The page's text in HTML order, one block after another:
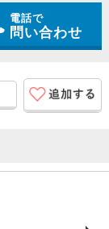
電話で
問い合わせ